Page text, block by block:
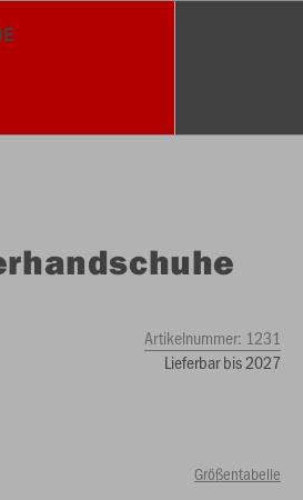
Artikelnummer: 1231
Lieferbar bis 2027
Größentabelle